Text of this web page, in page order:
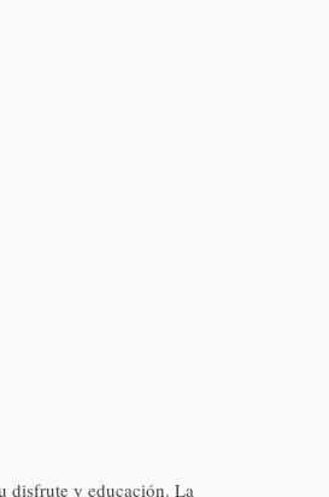
disfrute y educación. La